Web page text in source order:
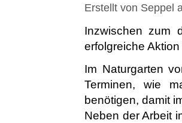
Erstellt von Seppel
Inzwischen zum
erfolgreiche
Im Naturgarten
Terminen, wie
benötigen, damit
Neben der Arbeit